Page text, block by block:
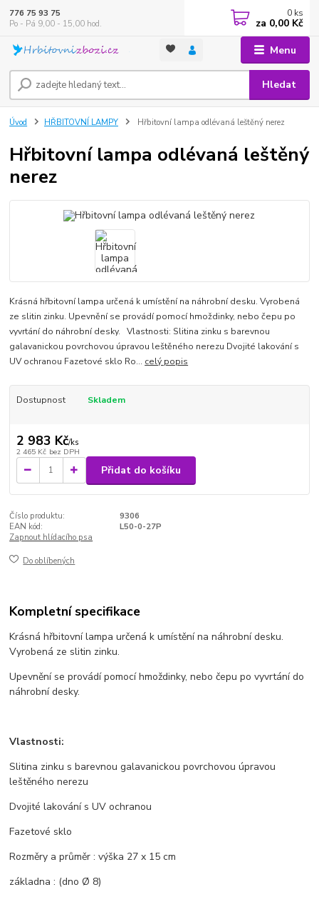
Menu
Hledat
776 75 93 75
Po - Pá 9,00 - 15,00 hod.
0 ks
za 0,00 Kč
Úvod HŘBITOVNÍ LAMPY Hřbitovní lampa odlévaná leštěný nerez
Hřbitovní lampa odlévaná leštěný
nerez
Krásná hřbitovní lampa určená k umístění na náhrobní desku. Vyrobená
ze slitin zinku. Upevnění se provádí pomocí hmoždinky, nebo čepu po
vyvrtání do náhrobní desky. Vlastnosti: Slitina zinku s barevnou
galavanickou povrchovou úpravou leštěného nerezu Dvojité lakování s
UV ochranou Fazetové sklo Ro... celý popis
Dostupnost Skladem
2 983 Kč/ks
2 465 Kč bez DPH
Přidat do košíku
Číslo produktu:
9306
EAN kód:
L50-0-27P
Zapnout hlídacího psa
Do oblíbených
Kompletní specifikace
Krásná hřbitovní lampa určená k umístění na náhrobní desku.
Vyrobená ze slitin zinku.
Upevnění se provádí pomocí hmoždinky, nebo čepu po vyvrtání do
náhrobní desky.
Vlastnosti:
Slitina zinku s barevnou galavanickou povrchovou úpravou
leštěného nerezu
Dvojité lakování s UV ochranou
Fazetové sklo
Rozměry a průměr : výška 27 x 15 cm
základna : (dno Ø 8)